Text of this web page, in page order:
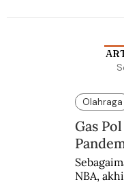
Olahraga
Gas
NBA,